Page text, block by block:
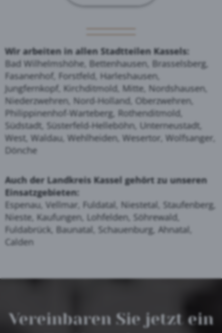
Wir arbeiten in allen Stadtteilen Kassels:
Bad Wilhelmshöhe, Bettenhausen, Brasselsberg,
Fasanenhof, Forstfeld, Harleshausen,
Jungfernkopf, Kirchditmold, Mitte, Nordshausen,
Niederzwehren, Nord-Holland, Oberzwehren,
Philippinenhof-Warteberg, Rothenditmold,
Südstadt, Süsterfeld-Helleböhn, Unterneustadt,
West, Waldau, Wehlheiden, Wesertor, Wolfsanger,
Dönche
Auch der Landkreis Kassel gehört zu unseren
Einsatzgebieten:
Espenau, Vellmar, Fuldatal, Niestetal, Staufenberg,
Nieste, Kaufungen, Lohfelden, Söhrewald,
Fuldabrück, Baunatal, Schauenburg, Ahnatal,
Calden
Vereinbaren Sie jetzt ein